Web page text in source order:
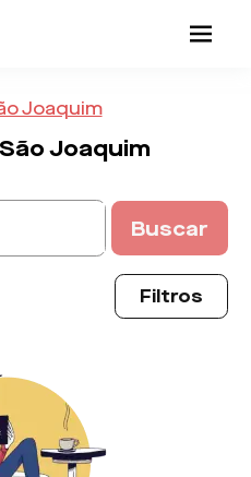
Joaquim
São Joaquim
Buscar
Filtros